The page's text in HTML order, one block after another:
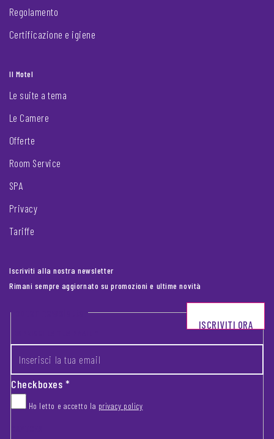
Regolamento
Certificazione e igiene
Il Motel
Le suite a tema
Le Camere
Offerte
Room Service
SPA
Privacy
Tariffe
Iscriviti alla nostra newsletter
Rimani sempre aggiornato su promozioni e ultime novità
Footer newsletter
Checkboxes*
Ho letto e accetto la privacy policy
ISCRIVITI ORA